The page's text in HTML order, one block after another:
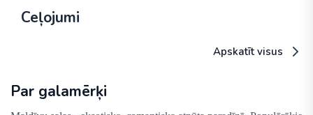
Ceļojumi
Apskatīt visus
Par galamērķi